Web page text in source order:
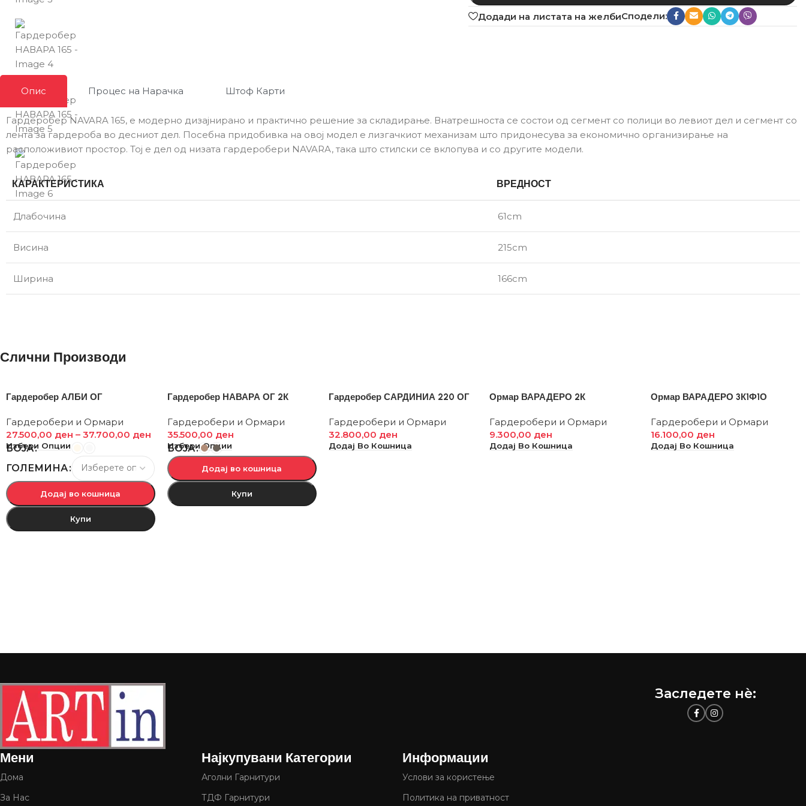
Додади на листата на желбиСподели:
Опис Процес на Нарачка Штоф Карти
Гардеробер NAVARA 165, е модерно дизајнирано и практично решение за складирање. Внатрешноста се состои од сегмент со полици во левиот дел и сегмент со
лента за гардероба во десниот дел. Посебна придобивка на овој модел е лизгачкиот механизам што придонесува за економично организирање на
расположивиот простор. Тој е дел од низата гардеробери NAVARA, така што стилски се вклопува и со другите модели.
КАРАКТЕРИСТИКА ВРЕДНОСТ
Длабочина 61cm
Висина 215cm
Ширина 166cm
Слични Производи
Гардеробер АЛБИ ОГ
Гардеробери и Ормари
27.500,00 ден – 37.700,00 ден
Избери Опции
БОЈА
ГОЛЕМИНА
Додај во кошница
Купи
Гардеробер НАВАРА ОГ 2К
Гардеробери и Ормари
35.500,00 ден
Избери Опции
БОЈА
Додај во кошница
Купи
Гардеробер САРДИНИА 220 ОГ
Гардеробери и Ормари
32.800,00 ден
Додај Во Кошница
Ормар ВАРАДЕРО 2К
Гардеробери и Ормари
9.300,00 ден
Додај Во Кошница
Ормар ВАРАДЕРО 3К1Ф1О
Гардеробери и Ормари
16.100,00 ден
Додај Во Кошница
Мени
Дома
За Нас
Најкупувани Категории
Аголни Гарнитури
ТДФ Гарнитури
Информации
Услови за користење
Политика на приватност
Заследете нѐ: